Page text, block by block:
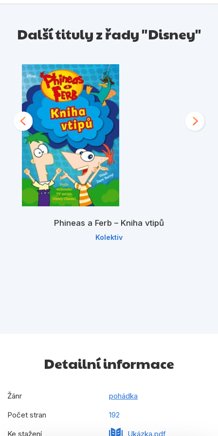
Další tituly z řady "Disney"
Phineas a Ferb – Kniha vtipů
Kolektiv
Detailní informace
Žánr pohádka
Počet stran 192
Ke stažení Ukázka.pdf